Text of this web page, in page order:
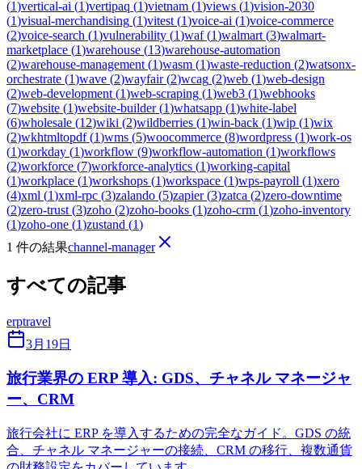
(1)vertical-ai (1)vertipaq (1)vietnam (1)views (1)vision-2030
(1)visual-merchandising (1)vitest (1)voice-ai (1)voice-commerce
(2)voice-search (1)vulnerability (1)waf(1)walmart (3)walmart-
marketplace (1)warehouse (13)warehouse-automation
(2)warehouse-management (1)wasm (1)waste-reduction (2)watsonx-
orchestrate (1)wave (2)wayfair(2)wcag (2)web (1)web-design
(2)web-development (1)web-scraping (1)web3 (1)webhooks
(7)website (1)website-builder(1)whatsapp (1)white-label
(6)wholesale (12)wiki (2)wildberries (1)win-back (1)wip (1)wix
(2)wkhtmltopdf(1)wms (5)woocommerce (8)wordpress (1)work-os
(1)workday (1)workflow (9)workflow-automation (1)workflows
(2)workforce (7)workforce-analytics (1)working-capital
(1)workplace (1)workshops (1)workspace (1)wps-payroll (1)xero
(4)xml (1)xml-rpc (3)zalando (5)zapier(3)zatca (2)zero-downtime
(2)zero-trust (3)zoho (2)zoho-books (1)zoho-crm (1)zoho-inventory
(1)zoho-one (1)zustand (1)
1 件の結果channel-manager
すべての記事
erptravel
3月19日
旅行業界の ERP 導入: GDS、チャネル マネージャ
ー、CRM
旅行会社に ERP を導入するための完全なガイド。GDS の統
合、チャネル マネージャーの接続、CRM の移行、複数通貨